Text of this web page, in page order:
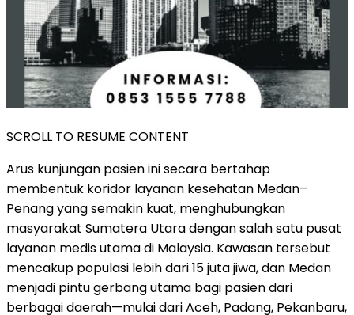
SCROLL TO RESUME CONTENT
Arus kunjungan pasien ini secara bertahap
membentuk koridor layanan kesehatan Medan–
Penang yang semakin kuat, menghubungkan
masyarakat Sumatera Utara dengan salah satu pusat
layanan medis utama di Malaysia. Kawasan tersebut
mencakup populasi lebih dari 15 juta jiwa, dan Medan
menjadi pintu gerbang utama bagi pasien dari
berbagai daerah—mulai dari Aceh, Padang, Pekanbaru,